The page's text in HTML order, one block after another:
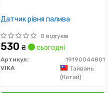
Датчик рівня палива
0 відгуків
530 ₴ сьогодні
Артикул:
19190044801
VIKA
Тайвань
(Китай)